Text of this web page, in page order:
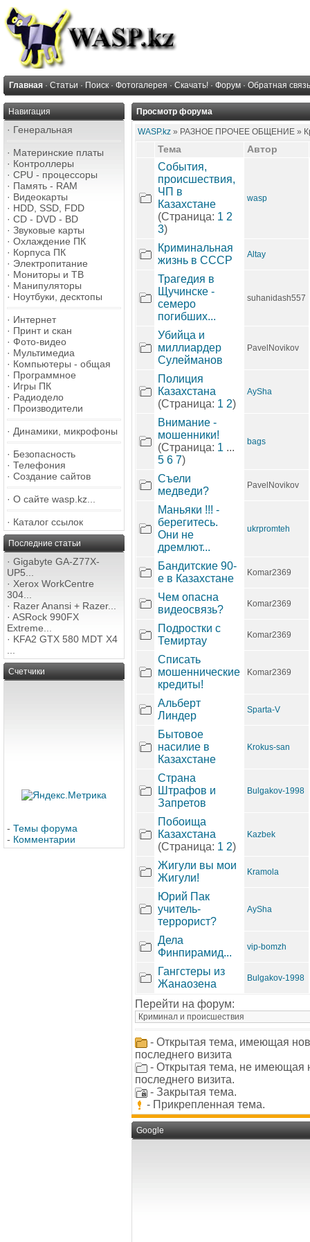
Главная · Статьи · Поиск · Фотогалерея · Скачать! · Форум · Обратная связь
Навигация
· Генеральная
· Материнские платы
· Контроллеры
· CPU - процессоры
· Память - RAM
· Видеокарты
· HDD, SSD, FDD
· CD - DVD - BD
· Звуковые карты
· Охлаждение ПК
· Корпуса ПК
· Электропитание
· Мониторы и ТВ
· Манипуляторы
· Ноутбуки, десктопы
· Интернет
· Принт и скан
· Фото-видео
· Мультимедиа
· Компьютеры - общая
· Программное
· Игры ПК
· Радиодело
· Производители
· Динамики, микрофоны
· Безопасность
· Телефония
· Создание сайтов
· О сайте wasp.kz...
· Каталог ссылок
Последние статьи
· Gigabyte GA-Z77X-
UP5...
· Xerox WorkCentre
304...
· Razer Anansi + Razer...
· ASRock 990FX
Extreme...
· KFA2 GTX 580 MDT X4
Счетчики
- Темы форума
- Комментарии
Просмотр форума
WASP.kz » РАЗНОЕ ПРОЧЕЕ ОБЩЕНИЕ »
Тема Автор
События,
происшествия,
ЧП в
Казахстане
(Страница: 1 2
3)
wasp
Криминальная
жизнь в СССР
Altay
Трагедия в
Щучинске -
семеро
погибших...
suhanidash557
Убийца и
миллиардер
Сулейманов
PavelNovikov
Полиция
Казахстана
(Страница: 1 2)
AySha
Внимание -
мошенники!
(Страница: 1 ...
5 6 7)
bags
Съели
медведи?
PavelNovikov
Маньяки !!! -
берегитесь.
Они не
дремлют...
ukrpromteh
Бандитские 90-
е в Казахстане
Komar2369
Чем опасна
видеосвязь?
Komar2369
Подростки с
Темиртау
Komar2369
Списать
мошеннические
кредиты!
Komar2369
Альберт
Линдер
Sparta-V
Бытовое
насилие в
Казахстане
Krokus-san
Страна
Штрафов и
Запретов
Bulgakov-1998
Побоища
Казахстана
(Страница: 1 2)
Kazbek
Жигули вы мои
Жигули!
Kramola
Юрий Пак
учитель-
террорист?
AySha
Дела
Финпирамид...
vip-bomzh
Гангстеры из
Жанаозена
Bulgakov-1998
Перейти на форум:
- Открытая тема, имеющая
последнего визита
- Открытая тема, не имеющая
последнего визита.
- Закрытая тема.
- Прикрепленная тема.
Google